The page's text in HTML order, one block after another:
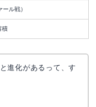
ル戦）
積
進化があるって、す